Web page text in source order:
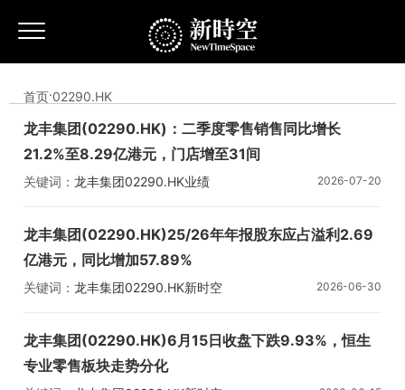
首页·02290.HK
龙丰集团(02290.HK)：二季度零售销售同比增长
21.2%至8.29亿港元，门店增至31间
关键词： 龙丰集团02290.HK业绩 2026-07-20
龙丰集团(02290.HK)25/26年年报股东应占溢利2.69
亿港元，同比增加57.89%
关键词： 龙丰集团02290.HK新时空 2026-06-30
龙丰集团(02290.HK)6月15日收盘下跌9.93%，恒生
专业零售板块走势分化